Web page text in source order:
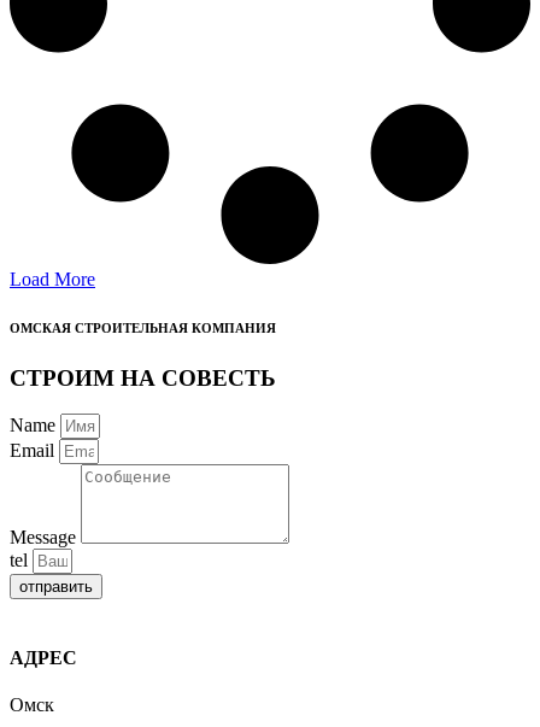
Load More
ОМСКАЯ СТРОИТЕЛЬНАЯ КОМПАНИЯ
СТРОИМ НА СОВЕСТЬ
Name
Email
Message
tel
отправить
АДРЕС
Омск